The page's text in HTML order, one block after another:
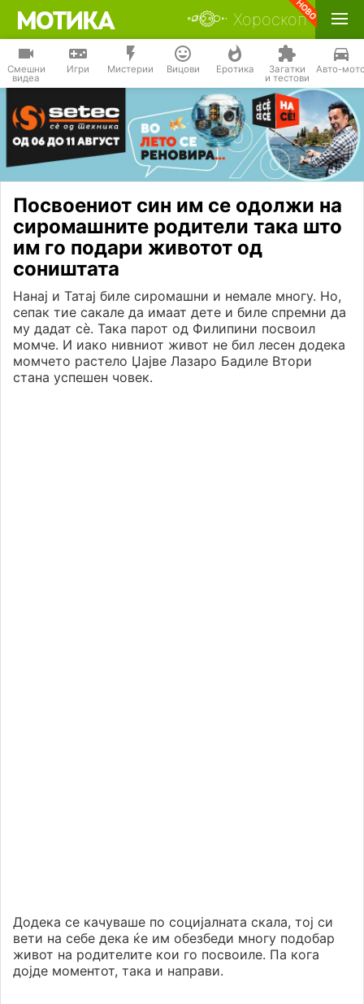
Хороскоп
Смешни
видеа
Игри Мистерии Вицови Еротика Загатки
и тестови
Авто-
Посвоениот син им се одолжи на
сиромашните родители така што
им го подари животот од
соништата
Нанај и Татај биле сиромашни и немале многу. Но,
сепак тие сакале да имаат дете и биле спремни да
му дадат сѐ. Така парот од Филипини посвоил
момче. И иако нивниот живот не бил лесен додека
момчето растело Џајве Лазаро Бадиле Втори
стана успешен човек.
Додека се качуваше по социјалната скала, тој си
вети на себе дека ќе им обезбеди многу подобар
живот на родителите кои го посвоиле. Па кога
дојде моментот, така и направи.